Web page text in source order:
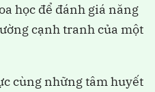
học để đánh giá năng
cạnh tranh của một
cùng những tâm huyết